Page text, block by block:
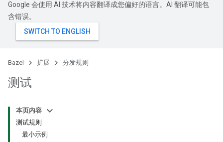
Google 会使用 AI 技术将内容翻译成您偏好的语言。AI 翻译可能包
含错误。
Bazel 扩展 分发规则
测试
本页内容
测试规则
最小示例